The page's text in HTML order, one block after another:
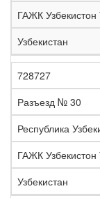
ГАЖК
Узбекистан
728727
Разъезд № 30
Республика
ГАЖК
Узбекистан